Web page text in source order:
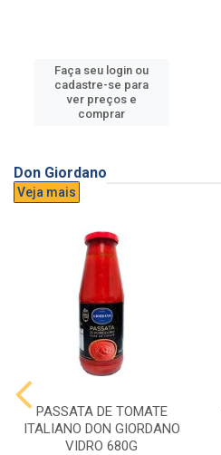
Faça seu login ou
cadastre-se para
ver preços e
comprar
Don Giordano
Veja mais
PASSATA DE TOMATE
ITALIANO DON GIORDANO
VIDRO 680G